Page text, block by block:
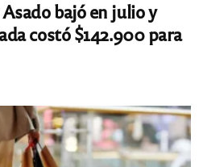
bajó en julio y
costó $142.900 para